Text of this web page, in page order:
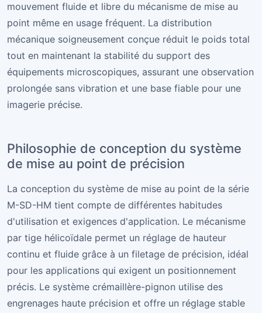
mouvement fluide et libre du mécanisme de mise au
point même en usage fréquent. La distribution
mécanique soigneusement conçue réduit le poids total
tout en maintenant la stabilité du support des
équipements microscopiques, assurant une observation
prolongée sans vibration et une base fiable pour une
imagerie précise.
Philosophie de conception du système
de mise au point de précision
La conception du système de mise au point de la série
M-SD-HM tient compte de différentes habitudes
d'utilisation et exigences d'application. Le mécanisme
par tige hélicoïdale permet un réglage de hauteur
continu et fluide grâce à un filetage de précision, idéal
pour les applications qui exigent un positionnement
précis. Le système crémaillère-pignon utilise des
engrenages haute précision et offre un réglage stable